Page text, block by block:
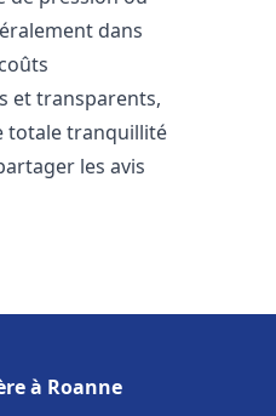
dans
et transparents,
totale tranquillité
les avis
à Roanne